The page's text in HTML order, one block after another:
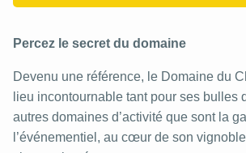
Percez le secret du domaine
Devenu une référence, le Domaine du
lieu incontournable tant pour ses bulles
autres domaines d’activité que sont la
l’événementiel, au cœur de son